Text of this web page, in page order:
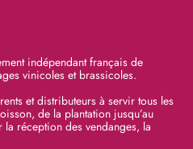
indépendant français de
vinicoles et brassicoles.
et distributeurs à servir tous les
de la plantation jusqu’au
réception des vendanges, la